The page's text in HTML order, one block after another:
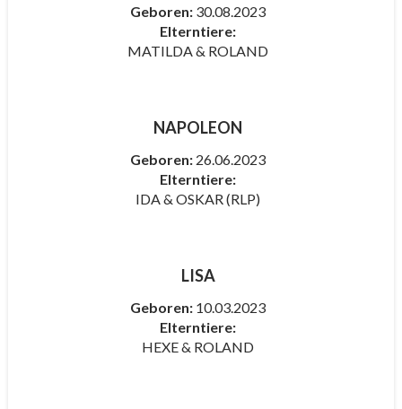
Geboren: 30.08.2023
Elterntiere:
MATILDA & ROLAND
NAPOLEON
Geboren: 26.06.2023
Elterntiere:
IDA & OSKAR (RLP)
LISA
Geboren: 10.03.2023
Elterntiere:
HEXE & ROLAND